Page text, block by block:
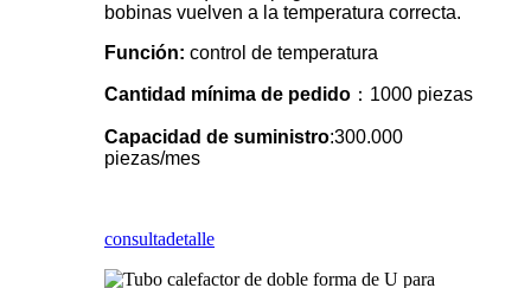
bobinas vuelven a la temperatura correcta.
Función: control de temperatura
Cantidad mínima de pedido ：1000 piezas
Capacidad de suministro:300.000
piezas/mes
consultadetalle